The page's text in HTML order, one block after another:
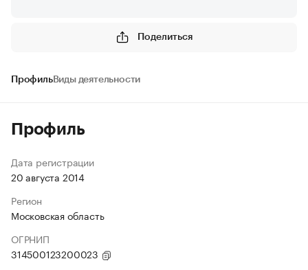
Поделиться
ПрофильВиды деятельности
Профиль
Дата регистрации
20 августа 2014
Регион
Московская область
ОГРНИП
314500123200023